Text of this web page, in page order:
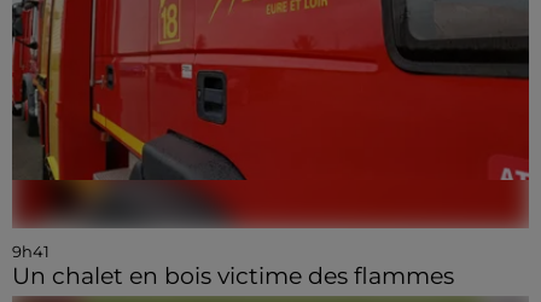
9h41
Un chalet en bois victime des flammes